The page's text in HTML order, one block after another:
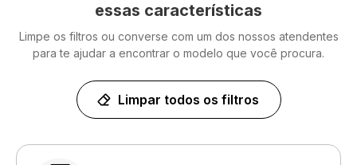
essas características
Limpe os filtros ou converse com um dos nossos atendentes
para te ajudar a encontrar o modelo que você procura.
Limpar todos os filtros